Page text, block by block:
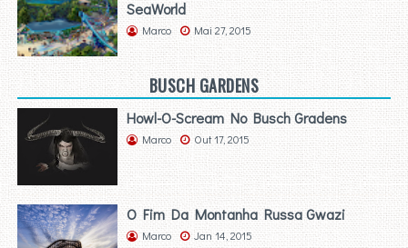
SeaWorld
Marco Mai 27, 2015
BUSCH GARDENS
Howl-O-Scream No Busch Gradens
Marco Out 17, 2015
O Fim Da Montanha Russa Gwazi
Marco Jan 14, 2015